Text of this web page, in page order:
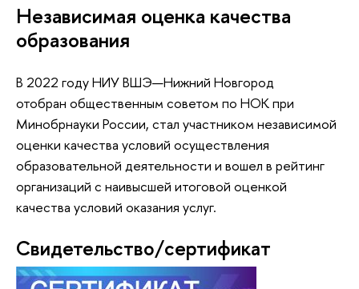
Независимая оценка качества
образования
В 2022 году НИУ ВШЭ—Нижний Новгород
отобран общественным советом по НОК при
Минобрнауки России, стал участником независимой
оценки качества условий осуществления
образовательной деятельности и вошел в рейтинг
организаций с наивысшей итоговой оценкой
качества условий оказания услуг.
Свидетельство/сертификат